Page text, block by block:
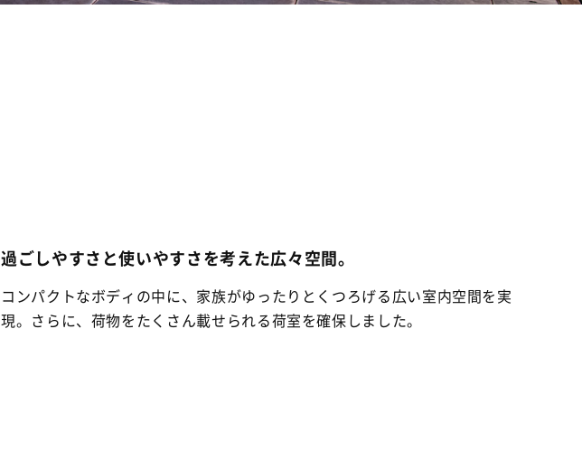
過ごしやすさと使いやすさを考えた広々空間。
コンパクトなボディの中に、家族がゆったりとくつろげる広い室内空間を実
現。さらに、荷物をたくさん載せられる荷室を確保しました。